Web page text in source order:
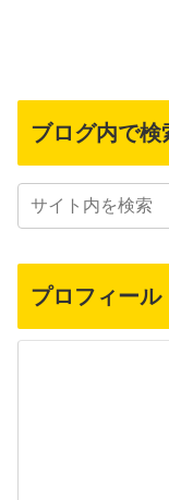
ブログ内で検
プロフィール